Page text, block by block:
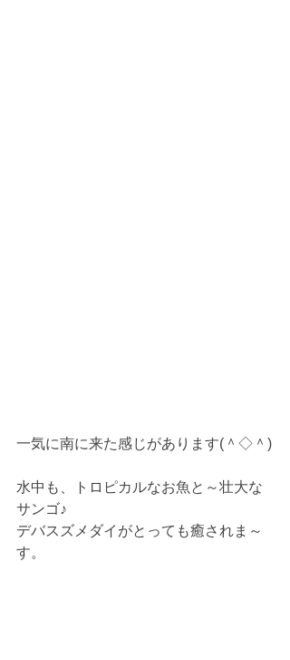
一気に南に来た感じがあります(＾◇＾)
水中も、トロピカルなお魚と～壮大な
サンゴ♪
デバスズメダイがとっても癒されま～
す。